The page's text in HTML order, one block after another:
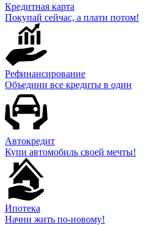
Кредитная карта
Покупай сейчас, а плати потом!
Рефинансирование
Объедини все кредиты в один
Автокредит
Купи автомобиль своей мечты!
Ипотека
Начни жить по-новому!